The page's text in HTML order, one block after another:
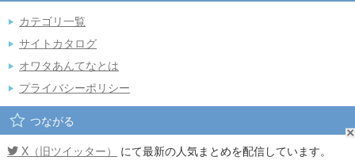
カテゴリ一覧
サイトカタログ
オワタあんてなとは
プライバシーポリシー
つながる
X（旧ツイッター）
にて最新の人気まとめを配信しています。